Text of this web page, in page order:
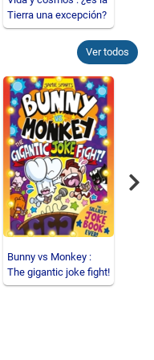
Tierra una excepción?
Ver todos
Bunny vs Monkey :
The gigantic joke fight!